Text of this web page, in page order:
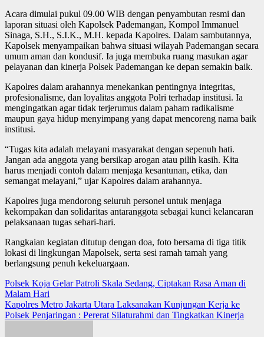
Acara dimulai pukul 09.00 WIB dengan penyambutan resmi dan
laporan situasi oleh Kapolsek Pademangan, Kompol Immanuel
Sinaga, S.H., S.I.K., M.H. kepada Kapolres. Dalam sambutannya,
Kapolsek menyampaikan bahwa situasi wilayah Pademangan secara
umum aman dan kondusif. Ia juga membuka ruang masukan agar
pelayanan dan kinerja Polsek Pademangan ke depan semakin baik.
Kapolres dalam arahannya menekankan pentingnya integritas,
profesionalisme, dan loyalitas anggota Polri terhadap institusi. Ia
mengingatkan agar tidak terjerumus dalam paham radikalisme
maupun gaya hidup menyimpang yang dapat mencoreng nama baik
institusi.
“Tugas kita adalah melayani masyarakat dengan sepenuh hati.
Jangan ada anggota yang bersikap arogan atau pilih kasih. Kita
harus menjadi contoh dalam menjaga kesantunan, etika, dan
semangat melayani,” ujar Kapolres dalam arahannya.
Kapolres juga mendorong seluruh personel untuk menjaga
kekompakan dan solidaritas antaranggota sebagai kunci kelancaran
pelaksanaan tugas sehari-hari.
Rangkaian kegiatan ditutup dengan doa, foto bersama di tiga titik
lokasi di lingkungan Mapolsek, serta sesi ramah tamah yang
berlangsung penuh kekeluargaan.
Post
navigation
Polsek Koja Gelar Patroli Skala Sedang, Ciptakan Rasa Aman di
Malam Hari
Kapolres Metro Jakarta Utara Laksanakan Kunjungan Kerja ke
Polsek Penjaringan : Pererat Silaturahmi dan Tingkatkan Kinerja